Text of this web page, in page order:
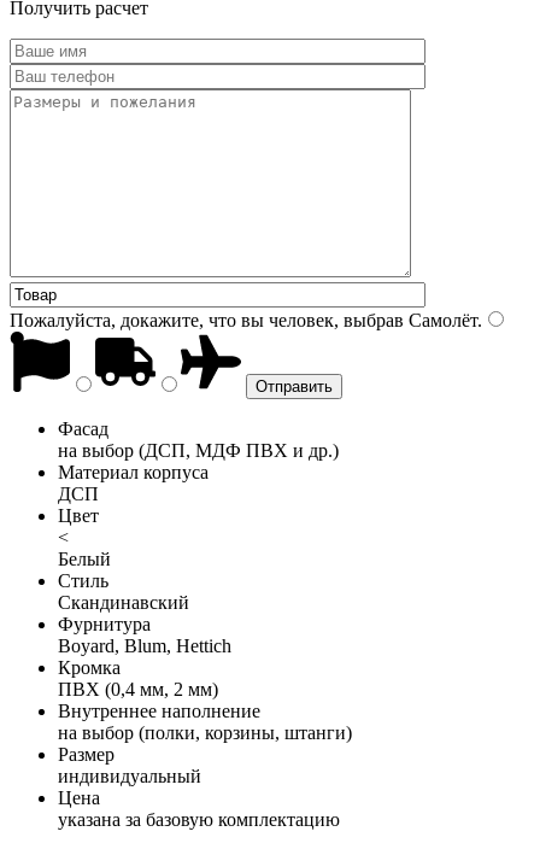
Получить расчет
Пожалуйста, докажите, что вы человек, выбрав Самолёт.
Фасад
на выбор (ДСП, МДФ ПВХ и др.)
Материал корпуса
ДСП
Цвет
<
Белый
Стиль
Скандинавский
Фурнитура
Boyard, Blum, Hettich
Кромка
ПВХ (0,4 мм, 2 мм)
Внутреннее наполнение
на выбор (полки, корзины, штанги)
Размер
индивидуальный
Цена
указана за базовую комплектацию